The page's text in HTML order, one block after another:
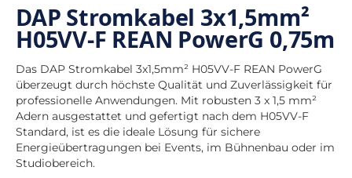
DAP Stromkabel 3x1,5mm²
H05VV-F REAN PowerG 0,75m
Das DAP Stromkabel 3x1,5mm² H05VV-F REAN PowerG
überzeugt durch höchste Qualität und Zuverlässigkeit für
professionelle Anwendungen. Mit robusten 3 x 1,5 mm²
Adern ausgestattet und gefertigt nach dem H05VV-F
Standard, ist es die ideale Lösung für sichere
Energieübertragungen bei Events, im Bühnenbau oder im
Studiobereich.